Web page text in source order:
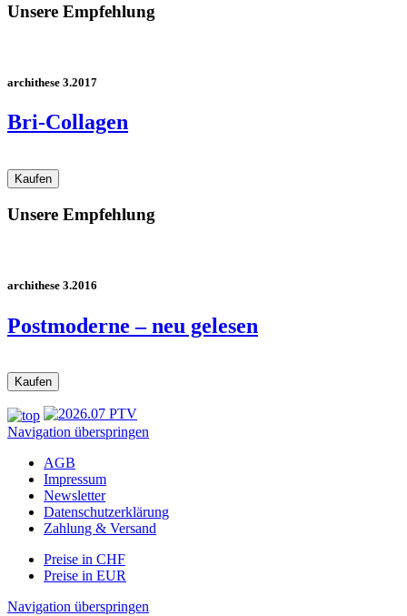
Unsere Empfehlung
archithese 3.2017
Bri-Collagen
Unsere Empfehlung
archithese 3.2016
Postmoderne – neu gelesen
Navigation überspringen
AGB
Impressum
Newsletter
Datenschutzerklärung
Zahlung & Versand
Preise in CHF
Preise in EUR
Navigation überspringen